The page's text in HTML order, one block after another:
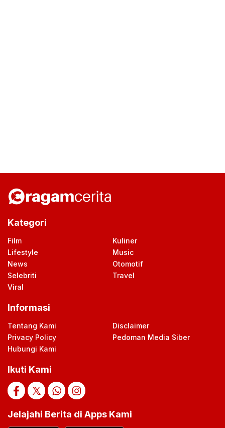
Kategori
Film
Kuliner
Lifestyle
Music
News
Otomotif
Selebriti
Travel
Viral
Informasi
Tentang Kami
Disclaimer
Privacy Policy
Pedoman Media Siber
Hubungi Kami
Ikuti Kami
Jelajahi Berita di Apps Kami